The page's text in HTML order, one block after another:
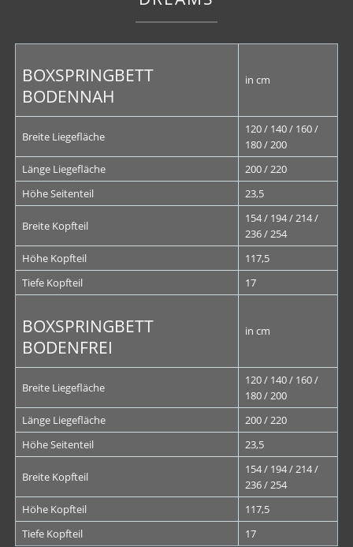
BOXSPRINGBETT
BODENNAH
in cm
Breite Liegefläche
120 / 140 / 160 /
180 / 200
Länge Liegefläche
200 / 220
Höhe Seitenteil
23,5
Breite Kopfteil
154 / 194 / 214 /
236 / 254
Höhe Kopfteil
117,5
Tiefe Kopfteil
17
BOXSPRINGBETT
BODENFREI
in cm
Breite Liegefläche
120 / 140 / 160 /
180 / 200
Länge Liegefläche
200 / 220
Höhe Seitenteil
23,5
Breite Kopfteil
154 / 194 / 214 /
236 / 254
Höhe Kopfteil
117,5
Tiefe Kopfteil
17